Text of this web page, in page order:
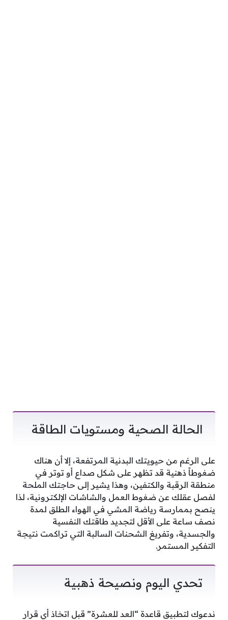
الحالة الصحية ومستويات الطاقة
على الرغم من حيويتك البدنية المرتفعة، إلا أن هناك
ضغوطاً ذهنية قد تظهر على شكل صداع أو توتر في
منطقة الرقبة والكتفين، وهذا يشير إلى حاجتك الملحة
لفصل عقلك عن ضغوط العمل والشاشات الإلكترونية، لذا
ينصح بممارسة رياضة المشي في الهواء الطلق لمدة
نصف ساعة على الأقل لتجديد طاقتك النفسية
والجسدية، وتفريغ الشحنات السالبة التي تراكمت نتيجة
التفكير المستمر.
تحدي اليوم ونصيحة ذهبية
ندعوك لتطبيق قاعدة “العد للعشرة” قبل اتخاذ أي قرار